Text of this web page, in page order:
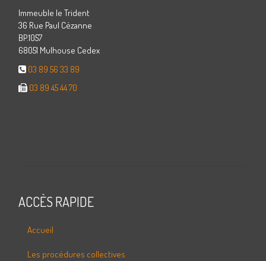
Immeuble le Trident
36 Rue Paul Cézanne
BP.1057
68051 Mulhouse Cedex
03 89 56 33 89
03 89 45 44 70
ACCÈS RAPIDE
Accueil
Les procédures collectives